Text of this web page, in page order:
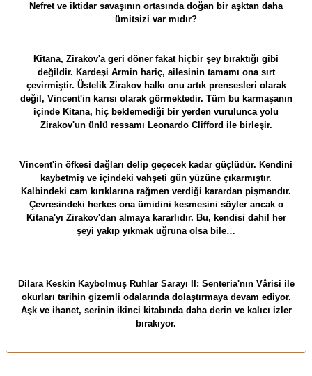
Nefret ve iktidar savaşının ortasında doğan bir aşktan daha
ümitsizi var mıdır?
Kitana, Zirakov'a geri döner fakat hiçbir şey bıraktığı gibi
değildir. Kardeşi Armin hariç, ailesinin tamamı ona sırt
çevirmiştir. Üstelik Zirakov halkı onu artık prensesleri olarak
değil, Vincent'in karısı olarak görmektedir. Tüm bu karmaşanın
içinde Kitana, hiç beklemediği bir yerden vurulunca yolu
Zirakov'un ünlü ressamı Leonardo Clifford ile birleşir.
Vincent'in öfkesi dağları delip geçecek kadar güçlüdür. Kendini
kaybetmiş ve içindeki vahşeti gün yüzüne çıkarmıştır.
Kalbindeki cam kırıklarına rağmen verdiği karardan pişmandır.
Çevresindeki herkes ona ümidini kesmesini söyler ancak o
Kitana'yı Zirakov'dan almaya kararlıdır. Bu, kendisi dahil her
şeyi yakıp yıkmak uğruna olsa bile…
Dilara Keskin Kaybolmuş Ruhlar Sarayı II: Senteria'nın Vârisi ile
okurları tarihin gizemli odalarında dolaştırmaya devam ediyor.
Aşk ve ihanet, serinin ikinci kitabında daha derin ve kalıcı izler
bırakıyor.